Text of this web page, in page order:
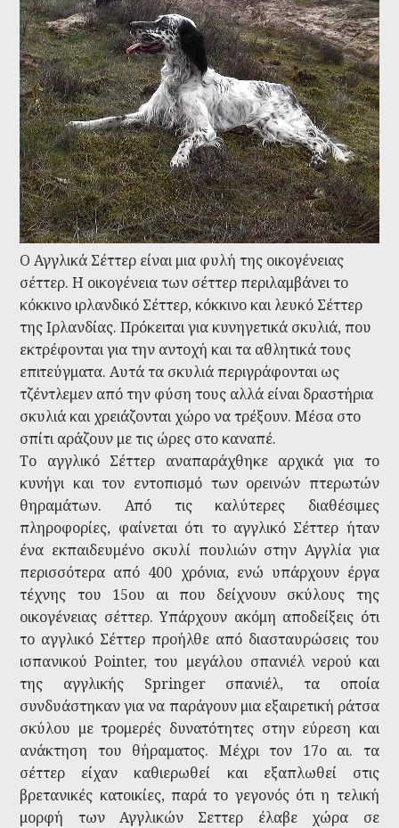
Ο Αγγλικά Σέττερ είναι μια φυλή της οικογένειας
σέττερ. Η οικογένεια των σέττερ περιλαμβάνει το
κόκκινο ιρλανδικό Σέττερ, κόκκινο και λευκό Σέττερ
της Ιρλανδίας. Πρόκειται για κυνηγετικά σκυλιά, που
εκτρέφονται για την αντοχή και τα αθλητικά τους
επιτεύγματα. Αυτά τα σκυλιά περιγράφονται ως
τζέντλεμεν από την φύση τους αλλά είναι δραστήρια
σκυλιά και χρειάζονται χώρο να τρέξουν. Μέσα στο
σπίτι αράζουν με τις ώρες στο καναπέ.
Το αγγλικό Σέττερ αναπαράχθηκε αρχικά για το
κυνήγι και τον εντοπισμό των ορεινών πτερωτών
θηραμάτων. Από τις καλύτερες διαθέσιμες
πληροφορίες, φαίνεται ότι το αγγλικό Σέττερ ήταν
ένα εκπαιδευμένο σκυλί πουλιών στην Αγγλία για
περισσότερα από 400 χρόνια, ενώ υπάρχουν έργα
τέχνης του 15ου αι που δείχνουν σκύλους της
οικογένειας σέττερ. Υπάρχουν ακόμη αποδείξεις ότι
το αγγλικό Σέττερ προήλθε από διασταυρώσεις του
ισπανικού Pointer, του μεγάλου σπανιέλ νερού και
της αγγλικής Springer σπανιέλ, τα οποία
συνδυάστηκαν για να παράγουν μια εξαιρετική ράτσα
σκύλου με τρομερές δυνατότητες στην εύρεση και
ανάκτηση του θήραματος. Μέχρι τον 17ο αι. τα
σέττερ είχαν καθιερωθεί και εξαπλωθεί στις
βρετανικές κατοικίες, παρά το γεγονός ότι η τελική
μορφή των Αγγλικών Σεττερ έλαβε χώρα σε